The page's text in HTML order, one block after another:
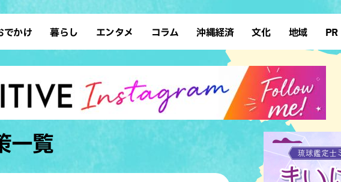
沖縄そば
カフェ
和食・日本料理
アジア・エスニック
でかけ
ート ドライブ
散歩 ソロ活
歴史
暮らし
レシピ SDGs
ファッション ローカルニュース
沖縄移住 沖縄旧暦行事
エンタメ
スポーツ 占い
タレント・芸人 テレビ
コラム 沖縄経済 文化
復帰50年
地域
本島北部
本島南部
北部離島
PR
一覧